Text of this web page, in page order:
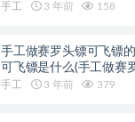
手工 3 年前 158
手工做赛罗头镖可飞镖
可飞镖是什么(手工做赛
手工 3 年前 379